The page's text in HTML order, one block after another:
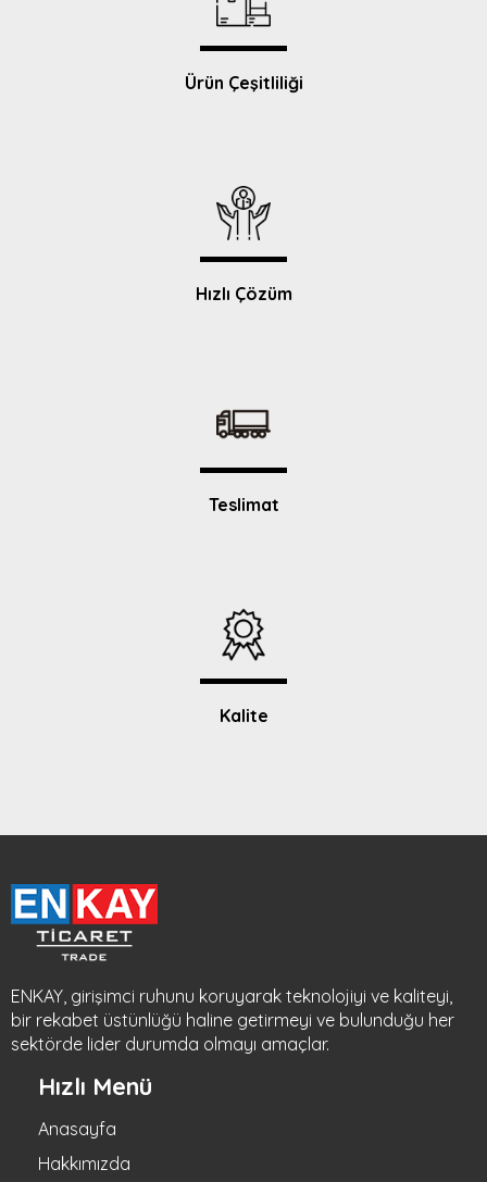
Ürün Çeşitliliği
Hızlı Çözüm
Teslimat
Kalite
ENKAY, girişimci ruhunu koruyarak teknolojiyi ve kaliteyi,
bir rekabet üstünlüğü haline getirmeyi ve bulunduğu her
sektörde lider durumda olmayı amaçlar.
Hızlı Menü
Anasayfa
Hakkımızda